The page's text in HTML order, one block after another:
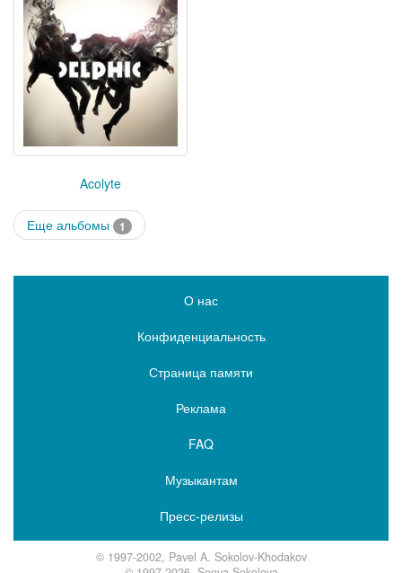
Acolyte
Еще альбомы 1
О нас
Конфиденциальность
Страница памяти
Реклама
FAQ
Музыкантам
Пресс-релизы
© 1997-2002, Pavel A. Sokolov-Khodakov